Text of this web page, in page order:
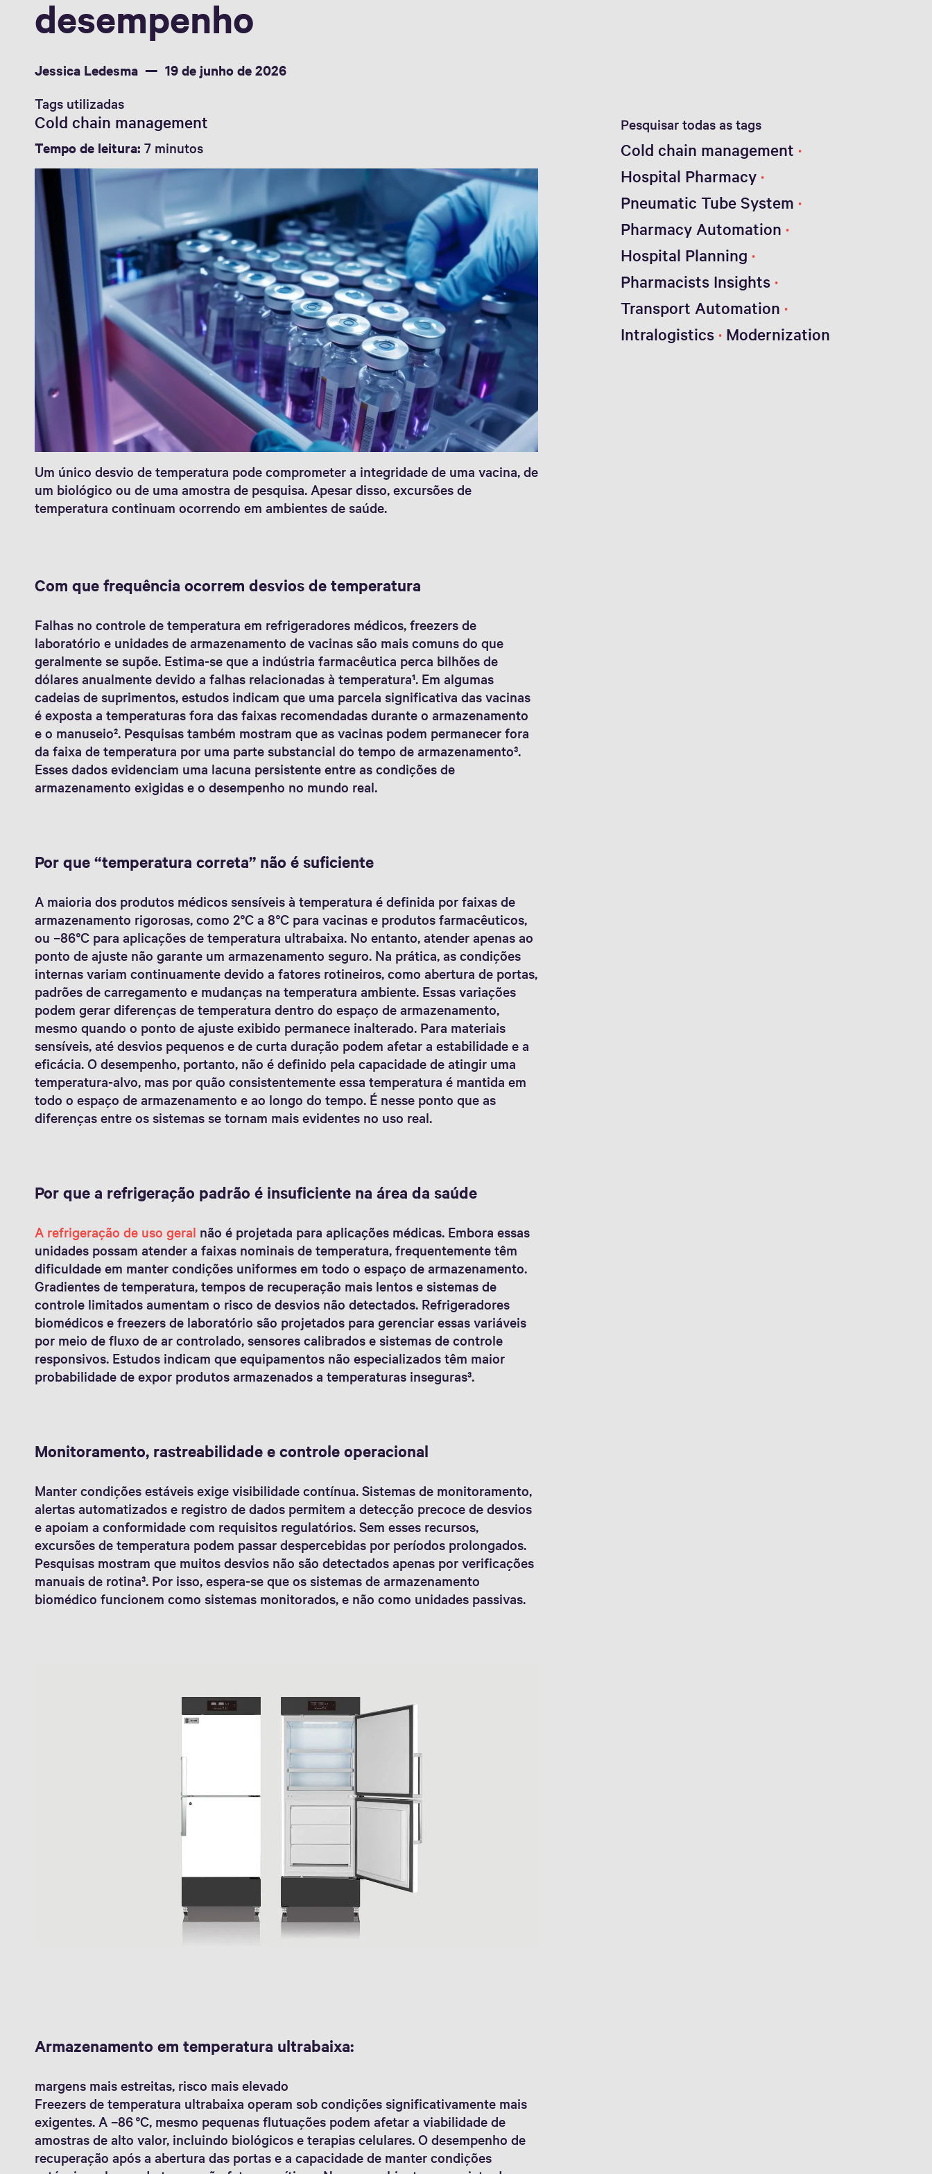
desempenho
Jessica Ledesma 19 de junho de 2026
Tempo de leitura: 7 minutos
Um único desvio de temperatura pode comprometer a integridade de uma vacina, de
um biológico ou de uma amostra de pesquisa. Apesar disso, excursões de
temperatura continuam ocorrendo em ambientes de saúde.
Com que frequência ocorrem desvios de temperatura
Falhas no controle de temperatura em refrigeradores médicos, freezers de
laboratório e unidades de armazenamento de vacinas são mais comuns do que
geralmente se supõe. Estima-se que a indústria farmacêutica perca bilhões de
dólares anualmente devido a falhas relacionadas à temperatura¹. Em algumas
cadeias de suprimentos, estudos indicam que uma parcela significativa das vacinas
é exposta a temperaturas fora das faixas recomendadas durante o armazenamento
e o manuseio². Pesquisas também mostram que as vacinas podem permanecer fora
da faixa de temperatura por uma parte substancial do tempo de armazenamento³.
Esses dados evidenciam uma lacuna persistente entre as condições de
armazenamento exigidas e o desempenho no mundo real.
Por que “temperatura correta” não é suficiente
A maioria dos produtos médicos sensíveis à temperatura é definida por faixas de
armazenamento rigorosas, como 2°C a 8°C para vacinas e produtos farmacêuticos,
ou –86°C para aplicações de temperatura ultrabaixa. No entanto, atender apenas ao
ponto de ajuste não garante um armazenamento seguro. Na prática, as condições
internas variam continuamente devido a fatores rotineiros, como abertura de portas,
padrões de carregamento e mudanças na temperatura ambiente. Essas variações
podem gerar diferenças de temperatura dentro do espaço de armazenamento,
mesmo quando o ponto de ajuste exibido permanece inalterado. Para materiais
sensíveis, até desvios pequenos e de curta duração podem afetar a estabilidade e a
eficácia. O desempenho, portanto, não é definido pela capacidade de atingir uma
temperatura-alvo, mas por quão consistentemente essa temperatura é mantida em
todo o espaço de armazenamento e ao longo do tempo. É nesse ponto que as
diferenças entre os sistemas se tornam mais evidentes no uso real.
Por que a refrigeração padrão é insuficiente na área da saúde
A refrigeração de uso geral não é projetada para aplicações médicas. Embora essas
unidades possam atender a faixas nominais de temperatura, frequentemente têm
dificuldade em manter condições uniformes em todo o espaço de armazenamento.
Gradientes de temperatura, tempos de recuperação mais lentos e sistemas de
controle limitados aumentam o risco de desvios não detectados. Refrigeradores
biomédicos e freezers de laboratório são projetados para gerenciar essas variáveis
por meio de fluxo de ar controlado, sensores calibrados e sistemas de controle
responsivos. Estudos indicam que equipamentos não especializados têm maior
probabilidade de expor produtos armazenados a temperaturas inseguras³.
Monitoramento, rastreabilidade e controle operacional
Manter condições estáveis exige visibilidade contínua. Sistemas de monitoramento,
alertas automatizados e registro de dados permitem a detecção precoce de desvios
e apoiam a conformidade com requisitos regulatórios. Sem esses recursos,
excursões de temperatura podem passar despercebidas por períodos prolongados.
Pesquisas mostram que muitos desvios não são detectados apenas por verificações
manuais de rotina³. Por isso, espera-se que os sistemas de armazenamento
biomédico funcionem como sistemas monitorados, e não como unidades passivas.
Armazenamento em temperatura ultrabaixa:
margens mais estreitas, risco mais elevado
Freezers de temperatura ultrabaixa operam sob condições significativamente mais
exigentes. A –86 °C, mesmo pequenas flutuações podem afetar a viabilidade de
amostras de alto valor, incluindo biológicos e terapias celulares. O desempenho de
recuperação após a abertura das portas e a capacidade de manter condições
Tags utilizadas
Cold chain management Pesquisar todas as tags
Cold chain management
Hospital Pharmacy
Pneumatic Tube System
Pharmacy Automation
Hospital Planning
Pharmacists Insights
Transport Automation
Intralogistics Modernization